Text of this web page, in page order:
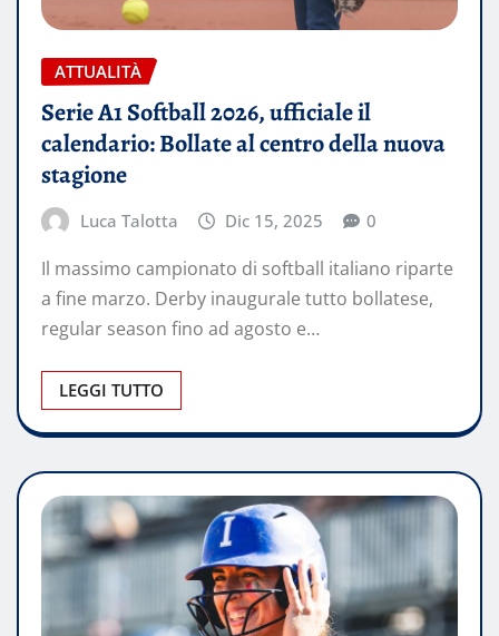
ATTUALITÀ
Serie A1 Softball 2026, ufficiale il
calendario: Bollate al centro della nuova
stagione
Luca Talotta Dic 15, 2025 0
Il massimo campionato di softball italiano riparte
a fine marzo. Derby inaugurale tutto bollatese,
regular season fino ad agosto e…
LEGGI TUTTO